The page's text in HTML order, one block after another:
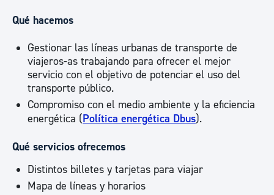
Qué hacemos
Gestionar las líneas urbanas de transporte de
viajeros-as trabajando para ofrecer el mejor
servicio con el objetivo de potenciar el uso del
transporte público.
Compromiso con el medio ambiente y la eficiencia
energética (Política energética Dbus).
Qué servicios ofrecemos
Distintos billetes y tarjetas para viajar
Mapa de líneas y horarios